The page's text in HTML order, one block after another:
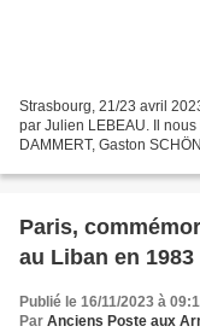
Strasbourg, 21/23 avril
par Julien LEBEAU. Il
DAMMERT, Gaston
Paris,
au Liban en 1983
Publié le 16/11/2023 à
Par Anciens Poste aux